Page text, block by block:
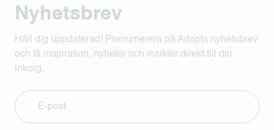
Nyhetsbrev
Håll dig uppdaterad! Prenumerera på Adapts nyhetsbrev
och få inspiration, nyheter och insikter direkt till din
inkorg.